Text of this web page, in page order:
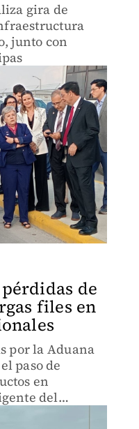
gira de
junto con
de
files en
por la Aduana
paso de
en
del